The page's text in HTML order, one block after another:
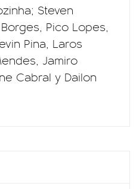
Steven
Pico Lopes,
Pina, Laros
Jamiro
Cabral y Dailon